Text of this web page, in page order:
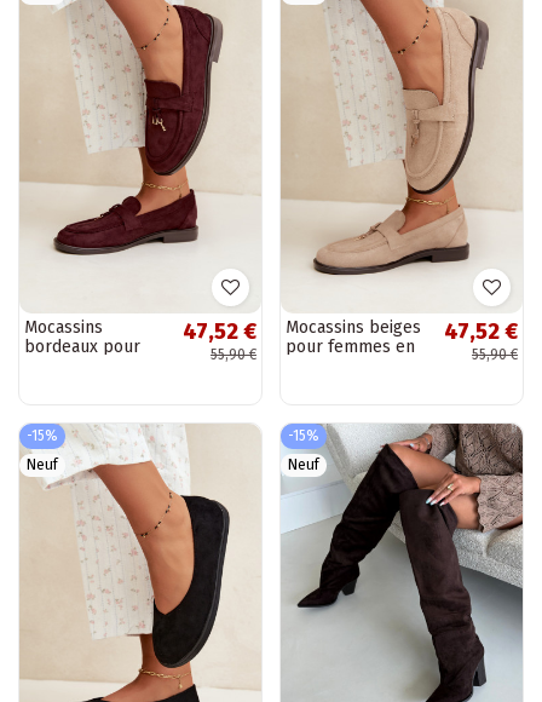
Mocassins
bordeaux pour
47,52 €
55,90 €
Mocassins beiges
pour femmes en
47,52 €
55,90 €
-15%
Neuf
-15%
Neuf